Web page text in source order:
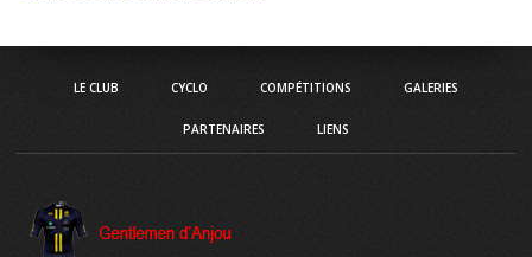
LE CLUB CYCLO COMPÉTITIONS GALERIES
PARTENAIRES LIENS